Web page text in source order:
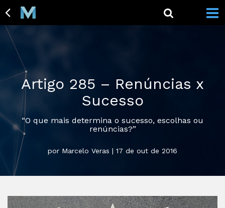
Artigo 285 – Renúncias x
Sucesso
“O que mais determina o sucesso, escolhas ou
renúncias?”
por Marcelo Veras | 17 de out de 2016